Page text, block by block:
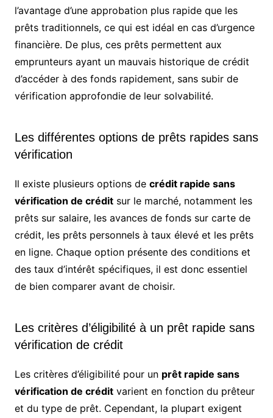
l’avantage d’une approbation plus rapide que les
prêts traditionnels, ce qui est idéal en cas d’urgence
financière. De plus, ces prêts permettent aux
emprunteurs ayant un mauvais historique de crédit
d’accéder à des fonds rapidement, sans subir de
vérification approfondie de leur solvabilité.
Les différentes options de prêts rapides sans
vérification
Il existe plusieurs options de crédit rapide sans
vérification de créditsur le marché, notamment les
prêts sur salaire, les avances de fonds sur carte de
crédit, les prêts personnels à taux élevé et les prêts
en ligne. Chaque option présente des conditions et
des taux d’intérêt spécifiques, il est donc essentiel
de bien comparer avant de choisir.
Les critères d’éligibilité à un prêt rapide sans
vérification de crédit
Les critères d’éligibilité pour un prêt rapide sans
vérification de créditvarient en fonction du prêteur
et du type de prêt. Cependant, la plupart exigent